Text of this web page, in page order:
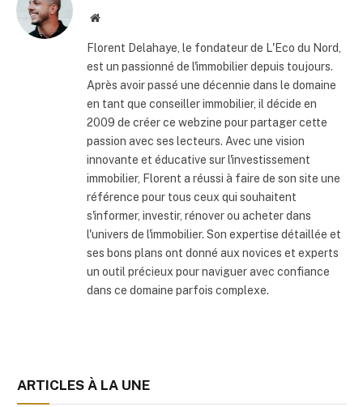
Site
Florent Delahaye, le fondateur de L'Eco du Nord,
est un passionné de l'immobilier depuis toujours.
Après avoir passé une décennie dans le domaine
en tant que conseiller immobilier, il décide en
2009 de créer ce webzine pour partager cette
passion avec ses lecteurs. Avec une vision
innovante et éducative sur l'investissement
immobilier, Florent a réussi à faire de son site une
référence pour tous ceux qui souhaitent
s'informer, investir, rénover ou acheter dans
l'univers de l'immobilier. Son expertise détaillée et
ses bons plans ont donné aux novices et experts
un outil précieux pour naviguer avec confiance
dans ce domaine parfois complexe.
ARTICLES À LA UNE